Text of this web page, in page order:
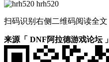
hrh520
扫码识别右侧二维码阅读全文
来源「 DNF阿拉德游戏论坛 」